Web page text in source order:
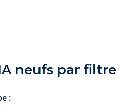
neufs par filtre
: